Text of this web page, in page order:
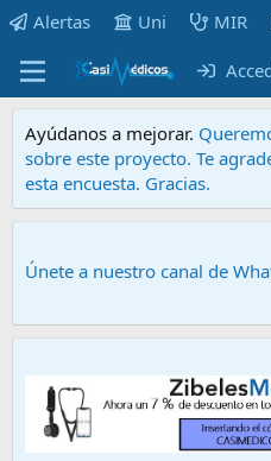
Alertas Uni MIR
Ayúdanos a mejorar.
sobre este proyecto. Te
esta encuesta. Gracias.
Únete a nuestro canal de